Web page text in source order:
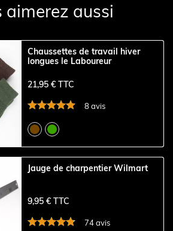
aimerez aussi
Chaussettes de travail hiver
longues le Laboureur
21,95 € TTC
8 avis
Jauge de charpentier Wilmart
9,95 € TTC
74 avis